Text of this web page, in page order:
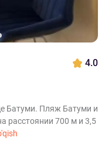
4.0
Батуми. Пляж Батуми и
расстоянии 700 м и 3,5